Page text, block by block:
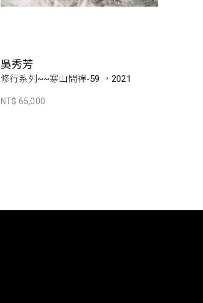
吳秀芳
修行系列~~寒山問禪-59 ，2021
NT$ 65,000